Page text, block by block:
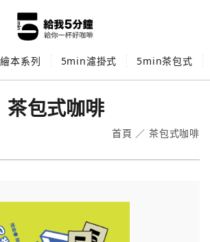
本系列 5min濾掛式 5min茶包式
茶包式咖啡
首頁 ／ 茶包式咖啡